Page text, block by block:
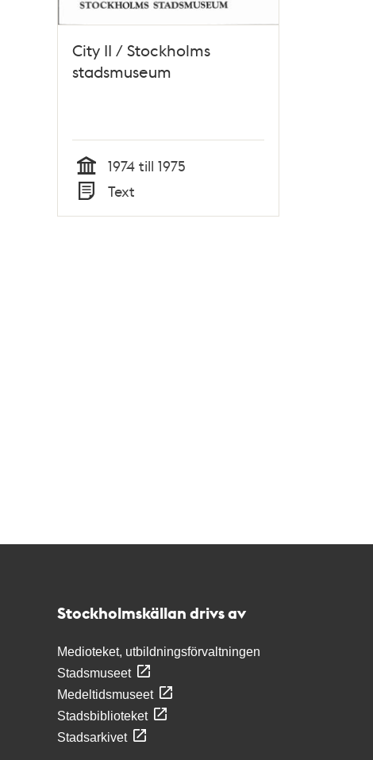
City II / Stockholms
stadsmuseum
Tid
1974 till 1975
Typ
Text
Stockholmskällan drivs av
Medioteket, utbildningsförvaltningen
Stadsmuseet
Medeltidsmuseet
Stadsbiblioteket
Stadsarkivet